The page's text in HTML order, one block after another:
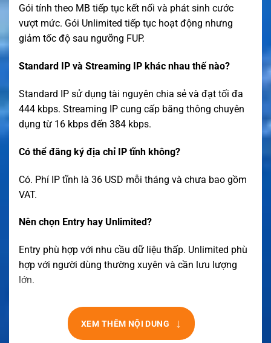
Gói tính theo MB tiếp tục kết nối và phát sinh cước
vượt mức. Gói Unlimited tiếp tục hoạt động nhưng
giảm tốc độ sau ngưỡng FUP.
Standard IP và Streaming IP khác nhau thế nào?
Standard IP sử dụng tài nguyên chia sẻ và đạt tối đa
444 kbps. Streaming IP cung cấp băng thông chuyên
dụng từ 16 kbps đến 384 kbps.
Có thể đăng ký địa chỉ IP tĩnh không?
Có. Phí IP tĩnh là 36 USD mỗi tháng và chưa bao gồm
VAT.
Nên chọn Entry hay Unlimited?
Entry phù hợp với nhu cầu dữ liệu thấp. Unlimited phù
hợp với người dùng thường xuyên và cần lưu lượng
lớn.
XEM THÊM NỘI DUNG ↓